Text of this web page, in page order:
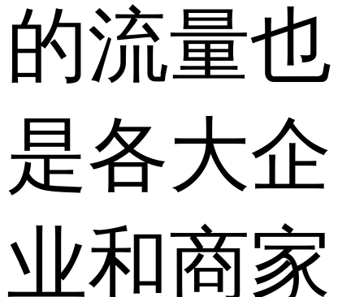
的流量也
是各大企
业和商家